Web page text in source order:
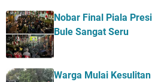
Nobar Final Piala
Bule Sangat Seru
Warga Mulai